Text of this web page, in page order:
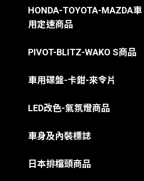
HONDA-TOYOTA-MAZDA車
用定速商品
PIVOT-BLITZ-WAKO S商品
車用碟盤-卡鉗-來令片
LED改色-氣氛燈商品
車身及內裝標誌
日本排檔頭商品